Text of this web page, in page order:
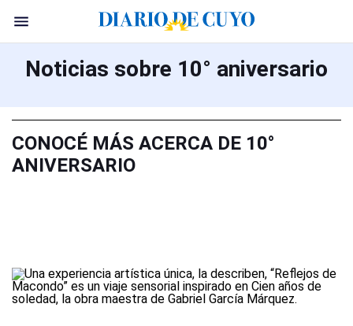
Noticias sobre 10° aniversario
CONOCÉ MÁS ACERCA DE 10°
ANIVERSARIO